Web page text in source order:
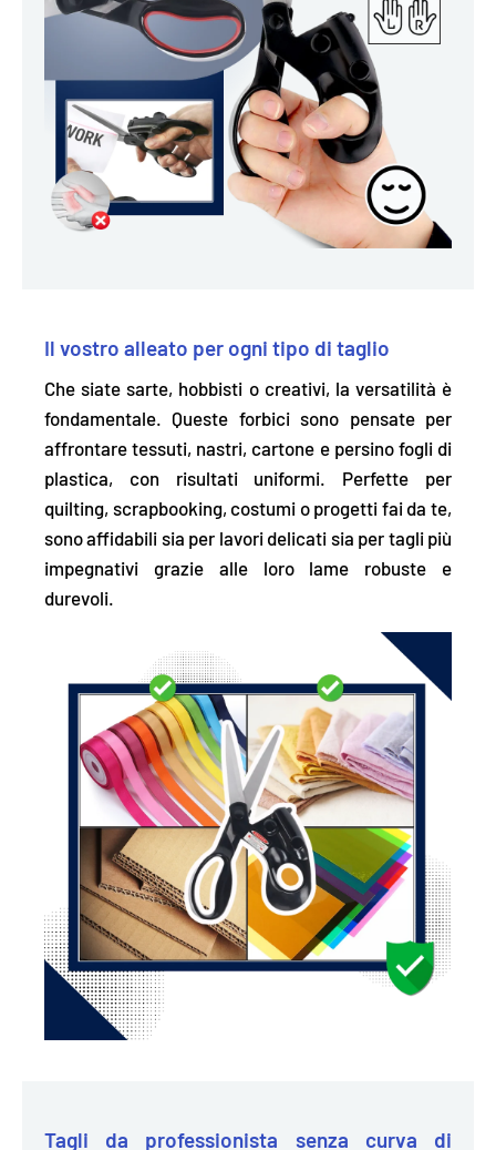
Il vostro alleato per ogni tipo di taglio
Che siate sarte, hobbisti o creativi, la versatilità è
fondamentale. Queste forbici sono pensate per
affrontaretessuti, nastri, cartone e persino fogli di
plastica, con risultati uniformi. Perfette per
quilting, scrapbooking, costumi o progetti fai da te,
sono affidabili sia per lavori delicati sia per tagli più
impegnativi grazie alle loro lame robuste e
durevoli.
Tagli da professionista senza curva di